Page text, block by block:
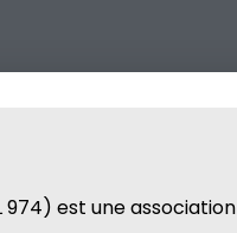
974) est une association